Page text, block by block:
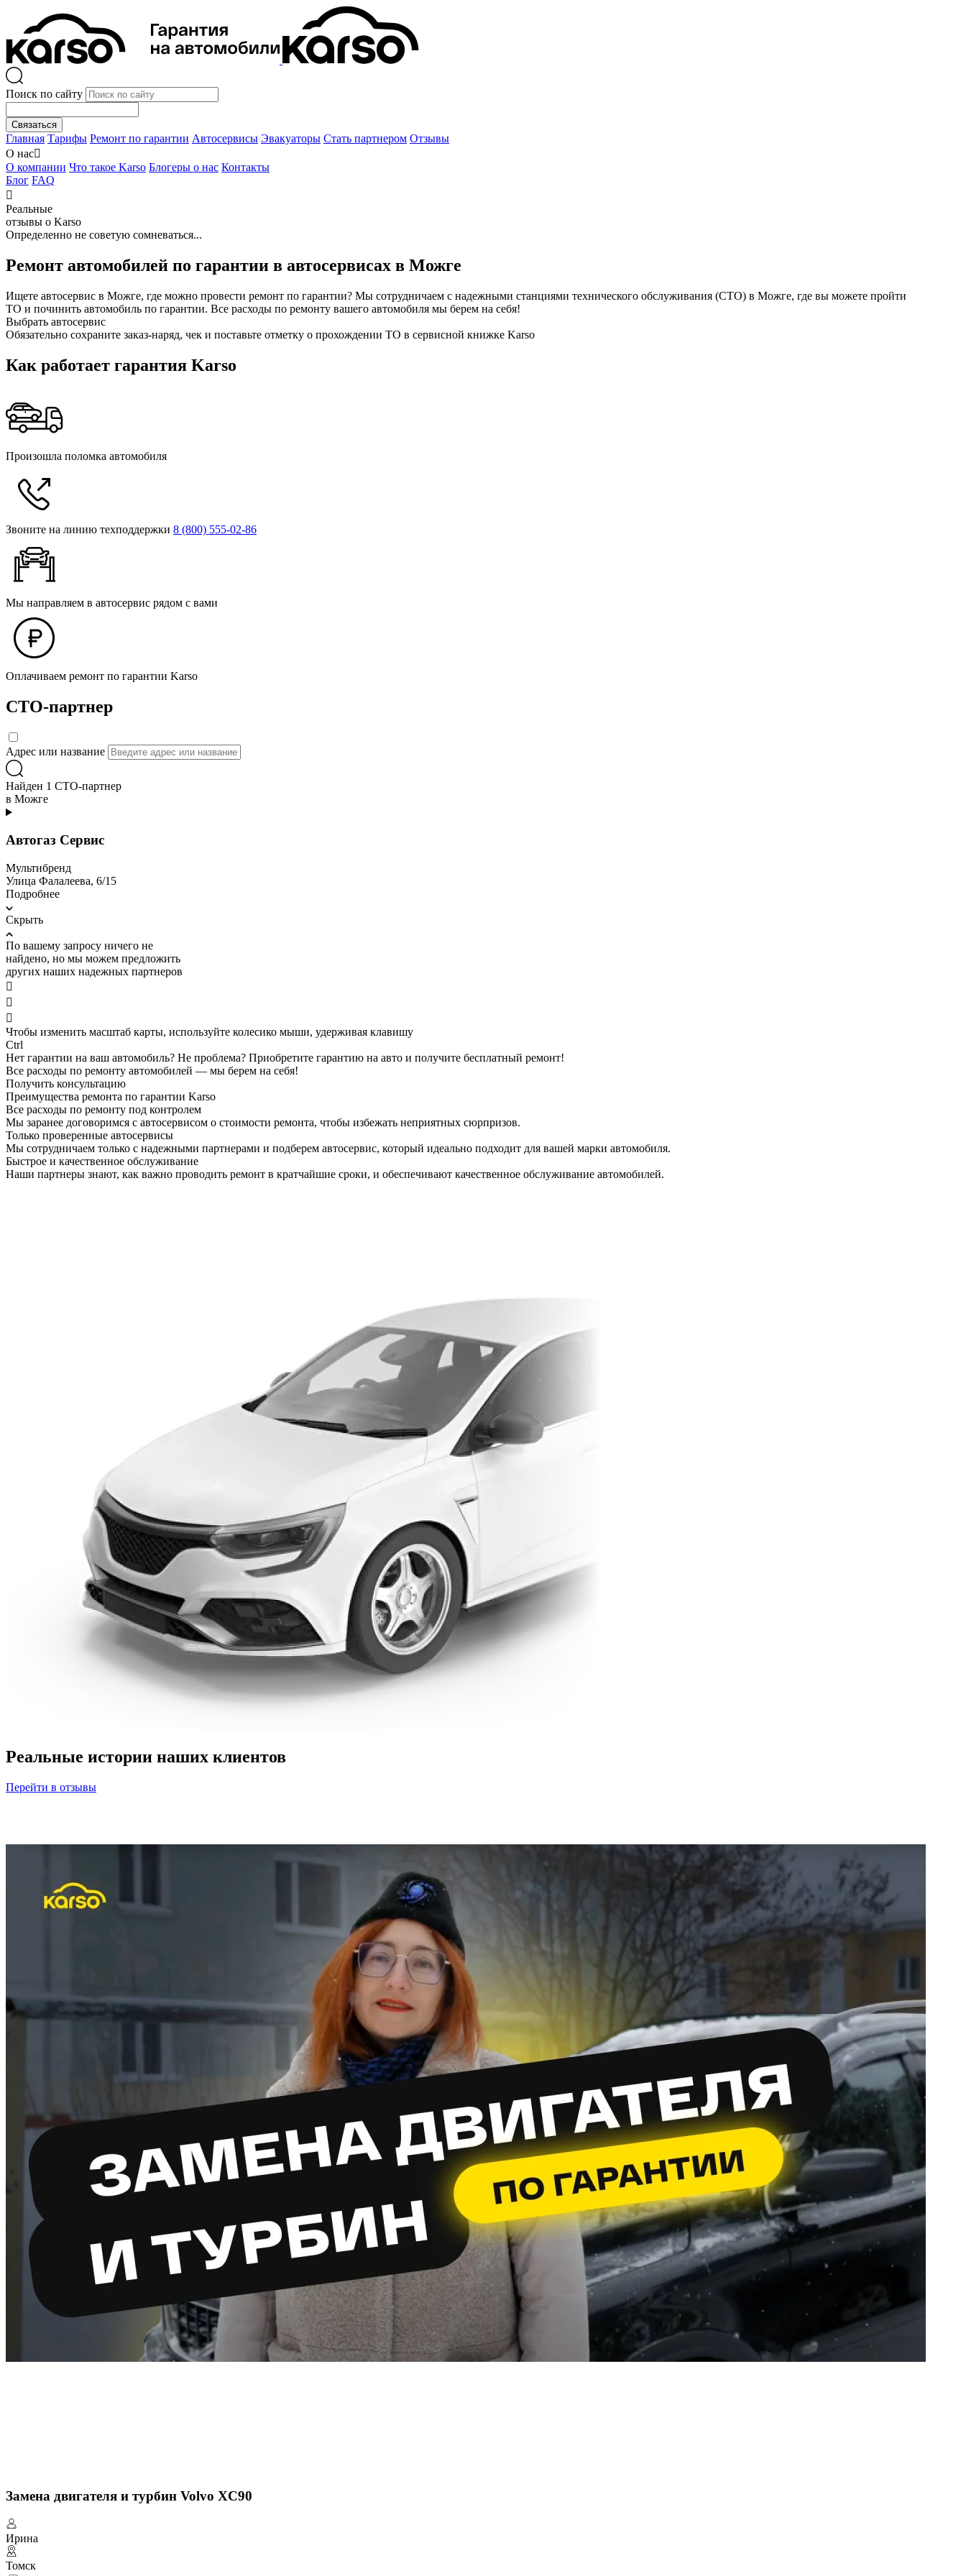
Поиск по сайту
Связаться
Главная Тарифы Ремонт по гарантии Автосервисы Эвакуаторы Стать партнером Отзывы
О нас
О компании Что такое Karso Блогеры о нас Контакты
Блог FAQ

Реальные
отзывы о Karso
Определенно не советую сомневаться...
Ремонт автомобилей по гарантии в автосервисах в Можге
Ищете автосервис в Можге, где можно провести ремонт по гарантии? Мы сотрудничаем с надежными станциями технического обслуживания (СТО) в Можге, где вы можете пройти
ТО и починить автомобиль по гарантии. Все расходы по ремонту вашего автомобиля мы берем на себя!
Выбрать автосервис
Обязательно сохраните заказ-наряд, чек и поставьте отметку о прохождении ТО в сервисной книжке Karso
Как работает гарантия Karso
Произошла поломка автомобиля
Звоните на линию техподдержки 8 (800) 555‑02‑86
Мы направляем в автосервис рядом с вами
Оплачиваем ремонт по гарантии Karso
СТО-партнер
Адрес или название
Найден 1 СТО-партнер
в Можге
Автогаз Сервис
Мультибренд
Улица Фалалеева, 6/15
Подробнее
Скрыть
По вашему запросу ничего не
найдено, но мы можем предложить
других наших надежных партнеров



Чтобы изменить масштаб карты, используйте колесико мыши, удерживая клавишу
Ctrl
Нет гарантии на ваш автомобиль? Не проблема? Приобретите гарантию на авто и получите бесплатный ремонт!
Все расходы по ремонту автомобилей — мы берем на себя!
Получить консультацию
Преимущества ремонта по гарантии Karso
Все расходы по ремонту под контролем
Мы заранее договоримся с автосервисом о стоимости ремонта, чтобы избежать неприятных сюрпризов.
Только проверенные автосервисы
Мы сотрудничаем только с надежными партнерами и подберем автосервис, который идеально подходит для вашей марки автомобиля.
Быстрое и качественное обслуживание
Наши партнеры знают, как важно проводить ремонт в кратчайшие сроки, и обеспечивают качественное обслуживание автомобилей.
Реальные истории наших клиентов
Перейти в отзывы
Замена двигателя и турбин Volvo XC90
Ирина
Томск